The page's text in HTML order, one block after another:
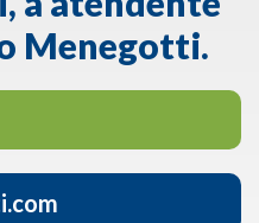
Menegotti.